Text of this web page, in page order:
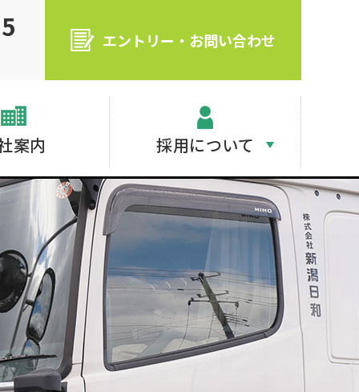
エントリー・お問い合わせ
案内 採用について